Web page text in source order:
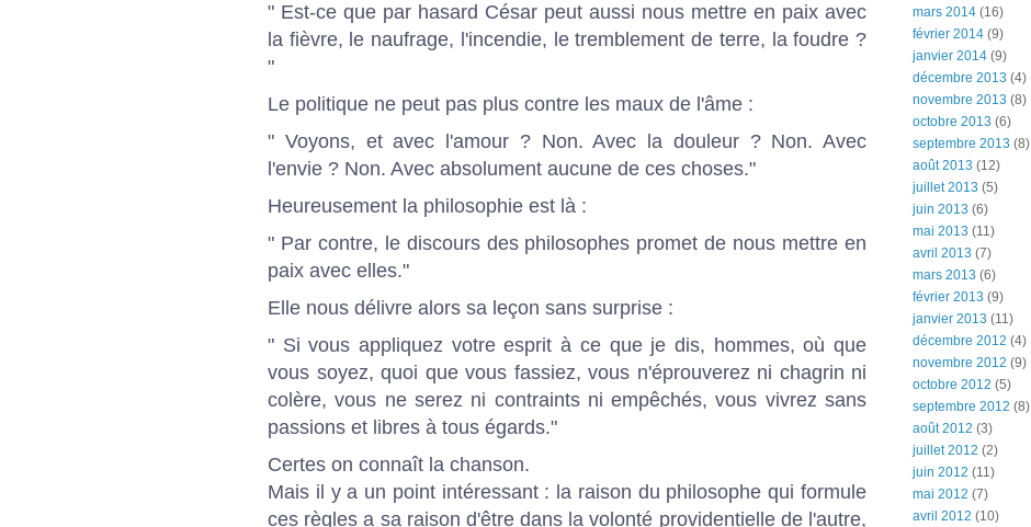
" Est-ce que par hasard César peut aussi nous mettre en paix avec
la fièvre, le naufrage, l'incendie, le tremblement de terre, la foudre ?
"
Le politique ne peut pas plus contre les maux de l'âme :
" Voyons, et avec l'amour ? Non. Avec la douleur ? Non. Avec
l'envie ? Non. Avec absolument aucune de ces choses."
Heureusement la philosophie est là :
" Par contre, le discours des philosophes promet de nous mettre en
paix avec elles."
Elle nous délivre alors sa leçon sans surprise :
" Si vous appliquez votre esprit à ce que je dis, hommes, où que
vous soyez, quoi que vous fassiez, vous n'éprouverez ni chagrin ni
colère, vous ne serez ni contraints ni empêchés, vous vivrez sans
passions et libres à tous égards."
Certes on connaît la chanson.
Mais il y a un point intéressant : la raison du philosophe qui formule
ces règles a sa raison d'être dans la volonté providentielle de l'autre,
mars 2014 (16)
février 2014 (9)
janvier 2014 (9)
décembre 2013 (4)
novembre 2013 (8)
octobre 2013 (6)
septembre 2013 (8)
août 2013 (12)
juillet 2013 (5)
juin 2013 (6)
mai 2013 (11)
avril 2013 (7)
mars 2013 (6)
février 2013 (9)
janvier 2013 (11)
décembre 2012 (4)
novembre 2012 (9)
octobre 2012 (5)
septembre 2012 (8)
août 2012 (3)
juillet 2012 (2)
juin 2012 (11)
mai 2012 (7)
avril 2012 (10)